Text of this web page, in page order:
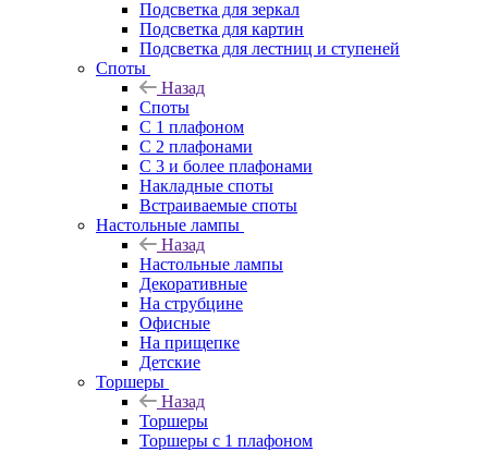
Подсветка для зеркал
Подсветка для картин
Подсветка для лестниц и ступеней
Споты
Назад
Споты
С 1 плафоном
С 2 плафонами
С 3 и более плафонами
Накладные споты
Встраиваемые споты
Настольные лампы
Назад
Настольные лампы
Декоративные
На струбцине
Офисные
На прищепке
Детские
Торшеры
Назад
Торшеры
Торшеры с 1 плафоном